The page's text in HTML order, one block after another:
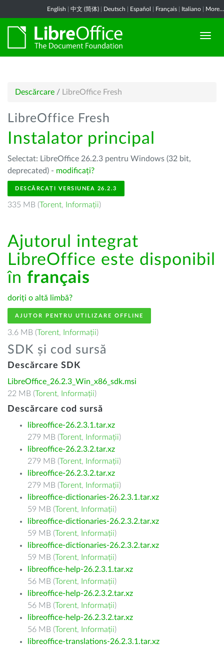
English 中文 (简体) Deutsch Español Français Italiano More...
Descărcare / LibreOffice Fresh
LibreOffice Fresh
Instalator principal
Selectat: LibreOffice 26.2.3 pentru Windows (32 bit,
deprecated) - modificați?
DESCĂRCAȚI VERSIUNEA 26.2.3
335 MB (Torent, Informații)
Ajutorul integrat
LibreOffice este disponibil
în français
doriți o altă limbă?
AJUTOR PENTRU UTILIZARE OFFLINE
3.6 MB (Torent, Informații)
SDK și cod sursă
Descărcare SDK
LibreOffice_26.2.3_Win_x86_sdk.msi
22 MB (Torent, Informații)
Descărcare cod sursă
libreoffice-26.2.3.1.tar.xz
279 MB (Torent, Informații)
libreoffice-26.2.3.2.tar.xz
279 MB (Torent, Informații)
libreoffice-26.2.3.2.tar.xz
279 MB (Torent, Informații)
libreoffice-dictionaries-26.2.3.1.tar.xz
59 MB (Torent, Informații)
libreoffice-dictionaries-26.2.3.2.tar.xz
59 MB (Torent, Informații)
libreoffice-dictionaries-26.2.3.2.tar.xz
59 MB (Torent, Informații)
libreoffice-help-26.2.3.1.tar.xz
56 MB (Torent, Informații)
libreoffice-help-26.2.3.2.tar.xz
56 MB (Torent, Informații)
libreoffice-help-26.2.3.2.tar.xz
56 MB (Torent, Informații)
libreoffice-translations-26.2.3.1.tar.xz